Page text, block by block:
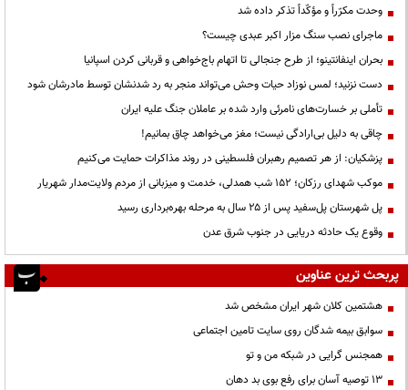
وحدت مکرّراً و مؤکّداً تذکر داده شد
ماجرای نصب سنگ مزار اکبر عبدی چیست؟
بحران اینفانتینو؛ از طرح جنجالی تا اتهام باج‌خواهی و قربانی کردن اسپانیا
دست نزنید؛ لمس نوزاد حیات وحش می‌تواند منجر به رد شدنشان توسط مادرشان شود
تأملی بر خسارت‌های نامرئی وارد شده بر عاملان جنگ علیه ایران
چاقی به دلیل بی‌ارادگی نیست؛ مغز می‌خواهد چاق بمانیم!
پزشکیان: از هر تصمیم رهبران فلسطینی در روند مذاکرات حمایت می‌کنیم
موکب شهدای رزکان؛ ۱۵۲ شب همدلی، خدمت و میزبانی از مردم ولایت‌مدار شهریار
پل شهرستان پل‌سفید پس از ۲۵ سال به مرحله بهره‌برداری رسید
وقوع یک حادثه دریایی در جنوب شرق عدن
پربحث ترین عناوین
هشتمین کلان شهر ایران مشخص شد
سوابق بیمه شدگان روی سایت تامین اجتماعی
همجنس گرایی در شبکه من و تو
13 توصیه آسان برای رفع بوی بد دهان